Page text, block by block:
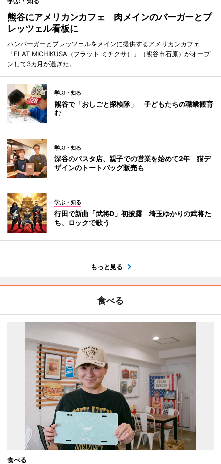
熊谷にアメリカンカフェ 肉メインのバーガーとプ
レッツェル看板に
ハンバーガーとプレッツェルをメインに提供するアメリカンカフェ
「FLAT MICHIKUSA（フラット ミチクサ）」（熊谷市石原）がオープ
ンして3カ月が過ぎた。
学ぶ・知る
熊谷で「おしごと探検隊」 子どもたちの職業観育
む
学ぶ・知る
深谷のパスタ店、親子での営業を始めて2年 猫デ
ザインのトートバッグ販売も
学ぶ・知る
行田で新曲「武将D」初披露 埼玉ゆかりの武将た
ち、ロックで歌う
もっと見る
食べる
食べる